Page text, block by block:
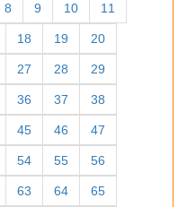
8 9 10 11
18 19 20
27 28 29
36 37 38
45 46 47
54 55 56
63 64 65